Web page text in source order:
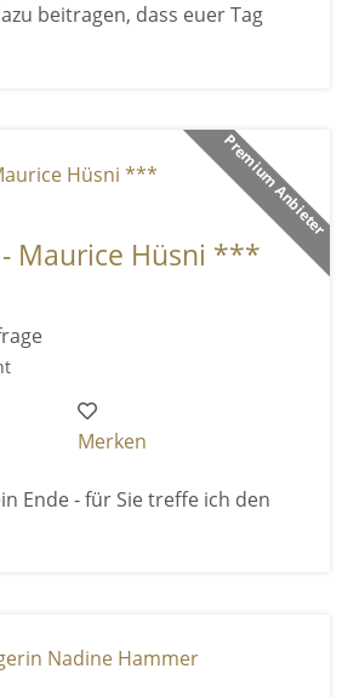
beitragen, dass euer Tag
Premium Anbieter
Maurice Hüsni ***
Merken
Ende - für Sie treffe ich den